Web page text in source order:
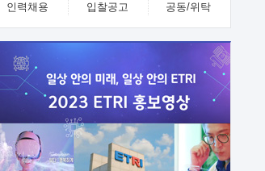
인력채용 입찰공고 공동/위탁